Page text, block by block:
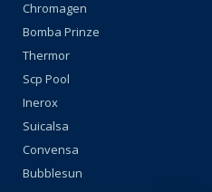
Chromagen
Bomba Prinze
Thermor
Scp Pool
Inerox
Suicalsa
Convensa
Bubblesun